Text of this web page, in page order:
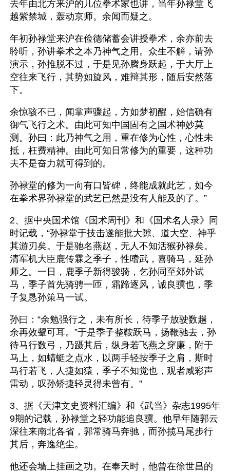
去年由北方来沪的几位拳术家也讲，当年孙禄堂飞
越紫禁城，轰动京师。余闻而疑之。
年初孙禄堂来沪在俭德储蓄会讲授拳术，余亦前去
聆听，孙讲拳术之本乃神气之用。众生不解，请孙
演示，孙推脱不过，于是见孙腾身跃起，于大厅上
空往来飞行，其势如旋风，难辩其形，随后安然落
下。
余惊骇不已，闻掌声骤起，方如梦初醒，始信确有
御气飞行之术。由此可知中国固有之国术神妙莫
测。孙曰：此乃神气之用，重在修为心性，心性未
抵，枉费精神。由此可知日常修为的重要，这种功
夫不是奋力就可得到的。
孙禄堂的修为一向有口皆碑，终能成就此艺，如今
在拳术界孙禄堂的武艺已然是没有人能及的了。”
2、据中央国术馆《国术周刊》和《国术名人录》同
时记载，“孙禄堂于技击遂能批大隙、道大空、神乎
其游刃矣。于是驰名燕赵，无人不知活猴孙禄矣。
清军机大臣鹿传霖之季子，性嗜武，喜骑马，延孙
师之。一日，鹿季子新得骏骑，乞孙同至郊外试
马，季子首先骑骋一匝，霜蹄逐风，诚良骥也，季
子复恳孙策马一试。
孙曰：“余勉强行之，未有所长，待季子放驶数趟，
余再效颦可耳。”于是季子整鞍跃马，扬鞭驰去，孙
待马行数弓，乃蹑其后，纵身若飞燕之穿廉，附于
马上，如蜻蜓之点水，以两手轻按季子之肩，斯时
马行若飞，人捷如猿，季子不知觉也，观者咸彩声
雷动，叹孙矫捷轻灵得未曾有。”
3、据《天津文史资料汇编》和《武当》杂志1995年
9期的记载，孙禄堂之轻功能追良骥。他早年随郭云
深往来南北各省，郭常骑马奔驰，而孙揽马尾步行
其后，奔逸绝尘。
他还会墙上挂画之功。在奉天时，他曾在徐世昌的